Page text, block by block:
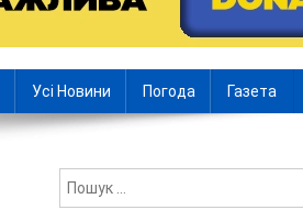
Усі Новини Погода Газета